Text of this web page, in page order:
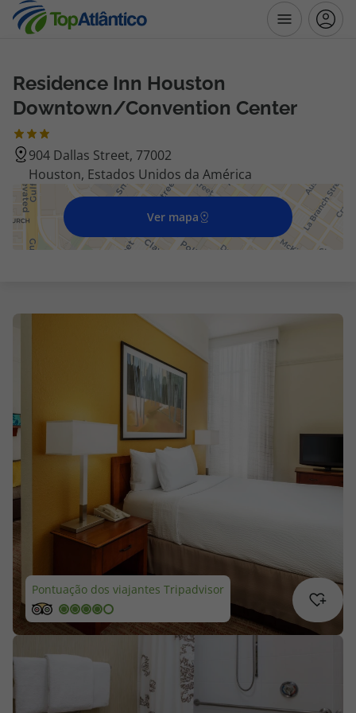
Destinos
Voos
Hotéis
Voos + Hotel
Promoções
Especialistas
Cheque Viagem
Rede de Lojas
Blog TopViagens
Área de Cliente
Residence Inn Houston
Downtown/Convention Center
904 Dallas Street, 77002
Houston, Estados Unidos da América
Ver mapa
Pontuação dos viajantes Tripadvisor